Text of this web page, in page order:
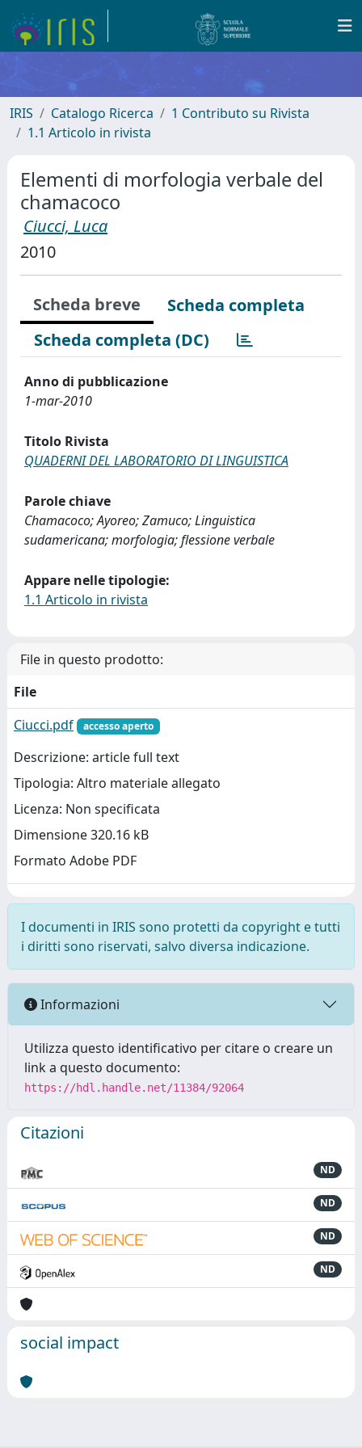
IRIS Catalogo Ricerca
1 Contributo su Rivista
1.1 Articolo in rivista
Elementi di morfologia verbale del
chamacoco
Ciucci, Luca
2010
Scheda breve
Scheda completa
Scheda completa (DC)
Anno di pubblicazione
1-mar-2010
Titolo Rivista
QUADERNI DEL LABORATORIO DI LINGUISTICA
Parole chiave
Chamacoco; Ayoreo; Zamuco; Linguistica
sudamericana; morfologia; flessione verbale
Appare nelle tipologie:
1.1 Articolo in rivista
File in questo prodotto:
File
Ciucci.pdf
accesso aperto
Descrizione: article full text
Tipologia: Altro materiale allegato
Licenza: Non specificata
Dimensione 320.16 kB
Formato Adobe PDF
I documenti in IRIS sono protetti da copyright e tutti
i diritti sono riservati, salvo diversa indicazione.
Informazioni
Utilizza questo identificativo per citare o creare un
link a questo documento:
https://hdl.handle.net/11384/92064
Citazioni
ND
ND
ND
ND
social impact